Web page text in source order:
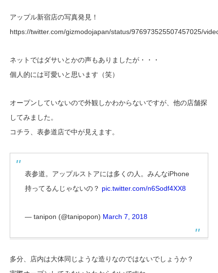
アップル新宿店の写真発見！
https://twitter.com/gizmodojapan/status/976973525507457025/
ネットではダサいとかの声もありましたが・・・
個人的には可愛いと思います（笑）
オープンしていないので外観しかわからないですが、他の店舗探
してみました。
コチラ、表参道店で中が見えます。
表参道。アップルストアには多くの人。みんなiPhone
持ってるんじゃないの？ pic.twitter.com/n6Sodf4XX8
— tanipon (@tanipopon) March 7, 2018
多分、店内は大体同じような造りなのではないでしょうか？